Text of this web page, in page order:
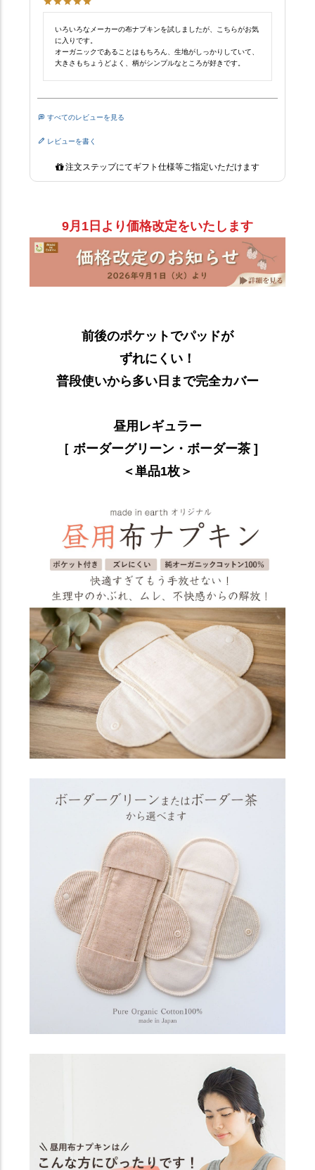
9月1日より価格改定をいたします
前後のポケットでパッドが
ずれにくい！
普段使いから多い日まで完全カバー
昼用レギュラー
［ ボーダーグリーン・ボーダー茶 ]
＜単品1枚＞
いろいろなメーカーの布ナプキンを試しましたが、こちらがお気
に入りです。
オーガニックであることはもちろん、生地がしっかりしていて、
大きさもちょうどよく、柄がシンプルなところが好きです。
すべてのレビューを見る
レビューを書く
注文ステップにてギフト仕様等ご指定いただけます